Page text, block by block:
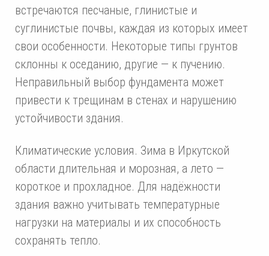
встречаются песчаные, глинистые и
суглинистые почвы, каждая из которых имеет
свои особенности. Некоторые типы грунтов
склонны к оседанию, другие — к пучению.
Неправильный выбор фундамента может
привести к трещинам в стенах и нарушению
устойчивости здания.
Климатические условия. Зима в Иркутской
области длительная и морозная, а лето —
короткое и прохладное. Для надёжности
здания важно учитывать температурные
нагрузки на материалы и их способность
сохранять тепло.